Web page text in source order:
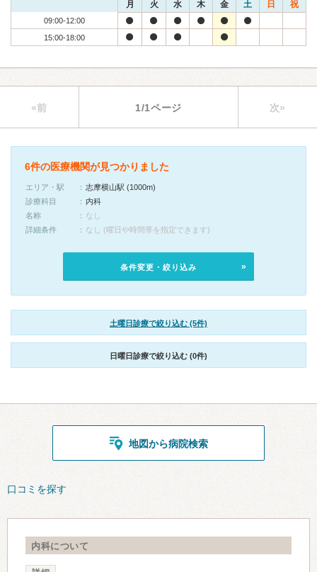
月 火 水 木 金 土 日 祝
09:00-12:00
15:00-18:00
«前 1/1ページ 次»
6件の医療機関が見つかりました
エリア・駅
志摩横山駅 (1000m)
診療科目
内科
名称
なし
詳細条件
なし (曜日や時間帯を指定できます)
条件変更・絞り込み
土曜日診療で絞り込む (5件)
日曜日診療で絞り込む (0件)
地図から病院検索
口コミを探す
内科について